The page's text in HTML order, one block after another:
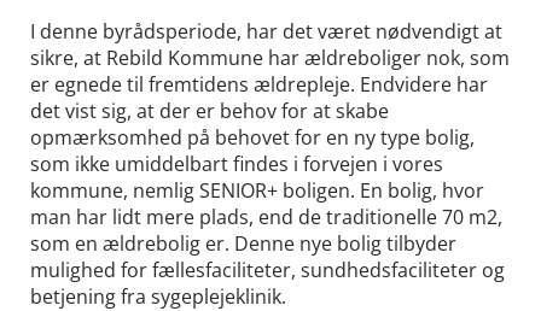
I denne byrådsperiode, har det været nødvendigt at
sikre, at Rebild Kommune har ældreboliger nok, som
er egnede til fremtidens ældrepleje. Endvidere har
det vist sig, at der er behov for at skabe
opmærksomhed på behovet for en ny type bolig,
som ikke umiddelbart findes i forvejen i vores
kommune, nemlig SENIOR+ boligen. En bolig, hvor
man har lidt mere plads, end de traditionelle 70 m2,
som en ældrebolig er. Denne nye bolig tilbyder
mulighed for fællesfaciliteter, sundhedsfaciliteter og
betjening fra sygeplejeklinik.